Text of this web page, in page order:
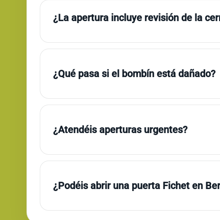
¿La apertura incluye revisión de la
¿Qué pasa si el bombín está dañado?
¿Atendéis aperturas urgentes?
¿Podéis abrir una puerta Fichet en